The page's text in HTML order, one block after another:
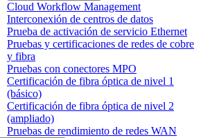
Cloud Workflow Management
Interconexión de centros de datos
Prueba de activación de servicio Ethernet
Pruebas y certificaciones de redes de cobre
y fibra
Pruebas con conectores MPO
Certificación de fibra óptica de nivel 1
(básico)
Certificación de fibra óptica de nivel 2
(ampliado)
Pruebas de rendimiento de redes WAN